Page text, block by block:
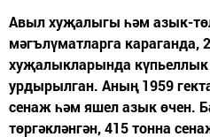
Авыл хуҗалыгы һәм азык-
мәгълүматларга караганда,
хуҗалыкларында күпьеллык
урдырылган. Аның 1959
сенаж һәм яшел азык өчен.
төргәкләнгән, 415 тонна